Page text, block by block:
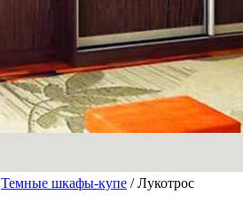
Темные шкафы-купе / Лукотрос